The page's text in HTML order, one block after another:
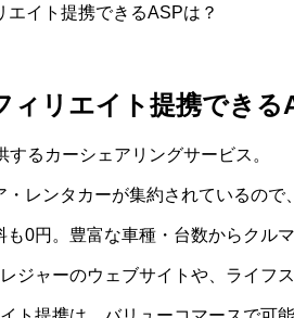
イト提携できるASPは？
ィリエイト提携できる
るカーシェアリングサービス。
レンタカーが集約されているので
も0円。豊富な車種・台数からクル
ジャーのウェブサイトや、ライフ